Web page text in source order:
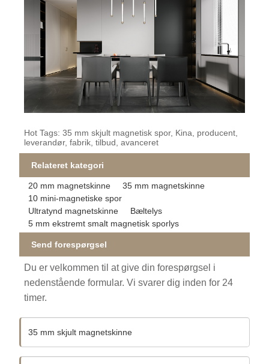
Hot Tags: 35 mm skjult magnetisk spor, Kina, producent,
leverandør, fabrik, tilbud, avanceret
Relateret kategori
20 mm magnetskinne
35 mm magnetskinne
10 mini-magnetiske spor
Ultratynd magnetskinne
Bæltelys
5 mm ekstremt smalt magnetisk sporlys
Send forespørgsel
Du er velkommen til at give din forespørgsel i
nedenstående formular. Vi svarer dig inden for 24
timer.